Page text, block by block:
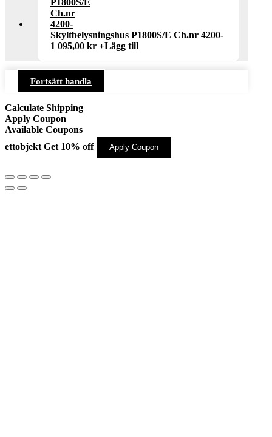
Skyltbelysningshus P1800S/E Ch.nr 4200-
1 095,00 kr +Lägg till
Fortsätt handla
Calculate Shipping
Apply Coupon
Available Coupons
ettobjekt Get 10% off Apply Coupon